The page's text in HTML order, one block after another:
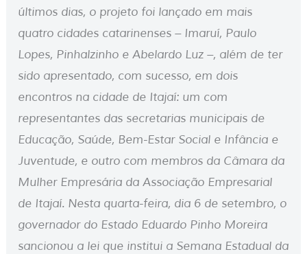
últimos dias, o projeto foi lançado em mais
quatro cidades catarinenses – Imaruí, Paulo
Lopes, Pinhalzinho e Abelardo Luz –, além de ter
sido apresentado, com sucesso, em dois
encontros na cidade de Itajaí: um com
representantes das secretarias municipais de
Educação, Saúde, Bem-Estar Social e Infância e
Juventude, e outro com membros da Câmara da
Mulher Empresária da Associação Empresarial
de Itajaí. Nesta quarta-feira, dia 6 de setembro, o
governador do Estado Eduardo Pinho Moreira
sancionou a lei que institui a Semana Estadual da